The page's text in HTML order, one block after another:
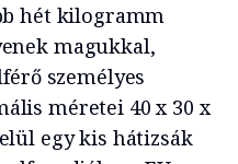
hét kilogramm
magukkal,
személyes
méretei 40 x 30 x
egy kis hátizsák